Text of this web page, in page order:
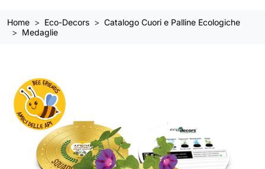
Home Eco-Decors
Catalogo Cuori e Palline Ecologiche
Medaglie